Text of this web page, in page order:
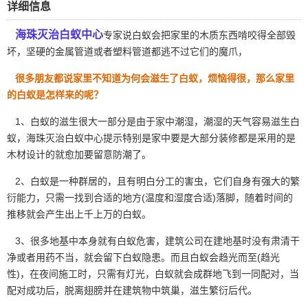
详细信息
海珠灭治白蚁中心专家说白蚁会把家里的木质东西啃咬得全部毁
坏，坚硬的金属管道或者塑料管道都逃不过它们的魔爪，
很多朋友都说家里不知道为何会滋生了白蚁，烦恼得很，那么家里
的白蚁是怎样来的呢？
1、白蚁的滋生很大一部分是由于家中潮湿，潮湿的天气容易滋生白
蚁，海珠灭治白蚁中心提示特别是家中要是大部分装修都是采用的是
木材设计的就愈加要留意防潮了。
2、白蚁是一种群居的，且有明白分工的害虫，它们自身有强大的繁
衍能力，只需一找到合适的地方(温度和湿度合适)落脚，随着时间的
推移就会产生出上千上万的白蚁。
3、很多地基中本身就有白蚁危害，建筑公司在建地基时没有肃清干
净或者用药不当，就会留下白蚁隐患。而且白蚁会趋光而至(趋光
性)，在夜间施工时，只需有灯光，白蚁就会成群地飞到一同配对，当
配对成功后，脱离翅膀并在建筑物中筑巢，滋生繁衍后代。